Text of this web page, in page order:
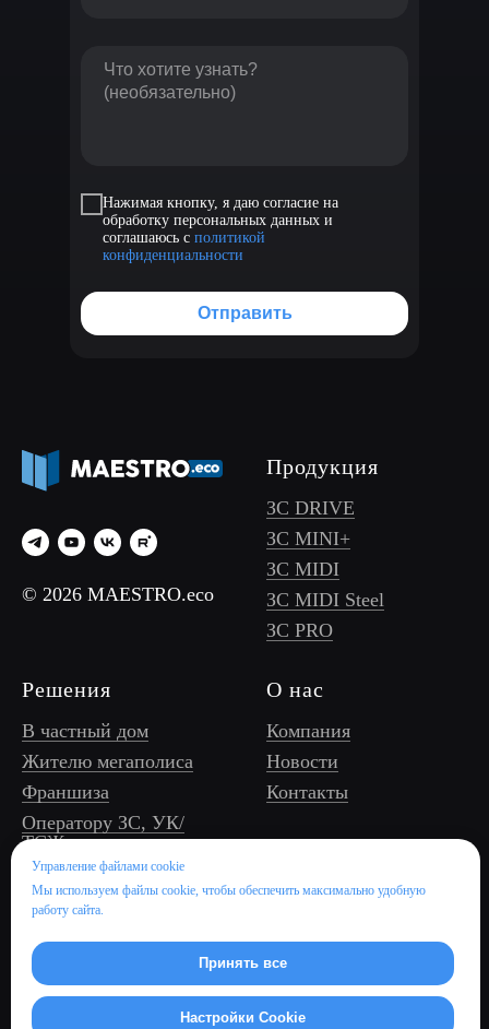
Нажимая кнопку, я даю согласие на
обработку персональных данных и
соглашаюсь с политикой
конфиденциальности
Отправить
© 2026 MAESTRO.eco
Продукция
ЗС DRIVE
ЗС MINI+
ЗС MIDI
ЗС MIDI Steel
ЗС PRO
Решения
В частный дом
Жителю мегаполиса
Франшиза
Оператору ЗС, УК/
ТСЖ
Бизнес/торговому
центру
Отелю и ресторану
Девелоперу
О нас
Компания
Новости
Контакты
Управление файлами cookie
Мы используем файлы cookie, чтобы обеспечить максимально удобную
работу сайта.
Принять все
Настройки Cookie